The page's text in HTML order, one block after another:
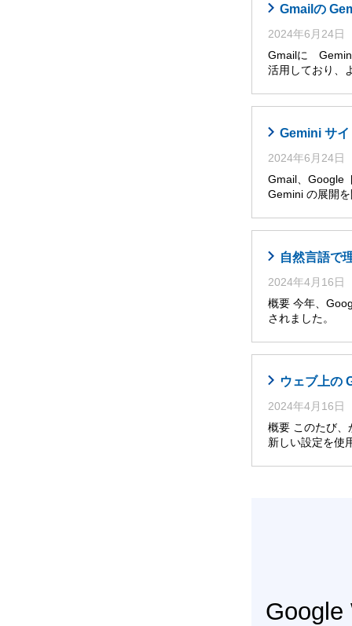
Gmailの
2024年6月24日
Gmailに Gemini
活用しており、
Gemini サ
2024年6月24日
Gmail、Google
Gemini の展開
自然言語で
2024年4月16日
概要 今年、
されました。
ウェブ上の
2024年4月16日
概要 このたび、
新しい設定を使
Google